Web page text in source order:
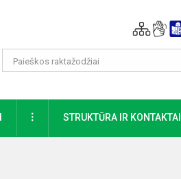
DAUGIAUSTRUKTŪRA IR KONTAKTAI